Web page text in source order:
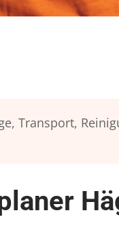
Transport,